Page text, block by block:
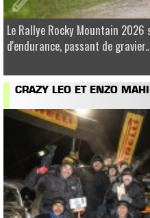
Le Rallye Rocky Mountain
d'endurance, passant de
CRAZY LEO ET ENZO